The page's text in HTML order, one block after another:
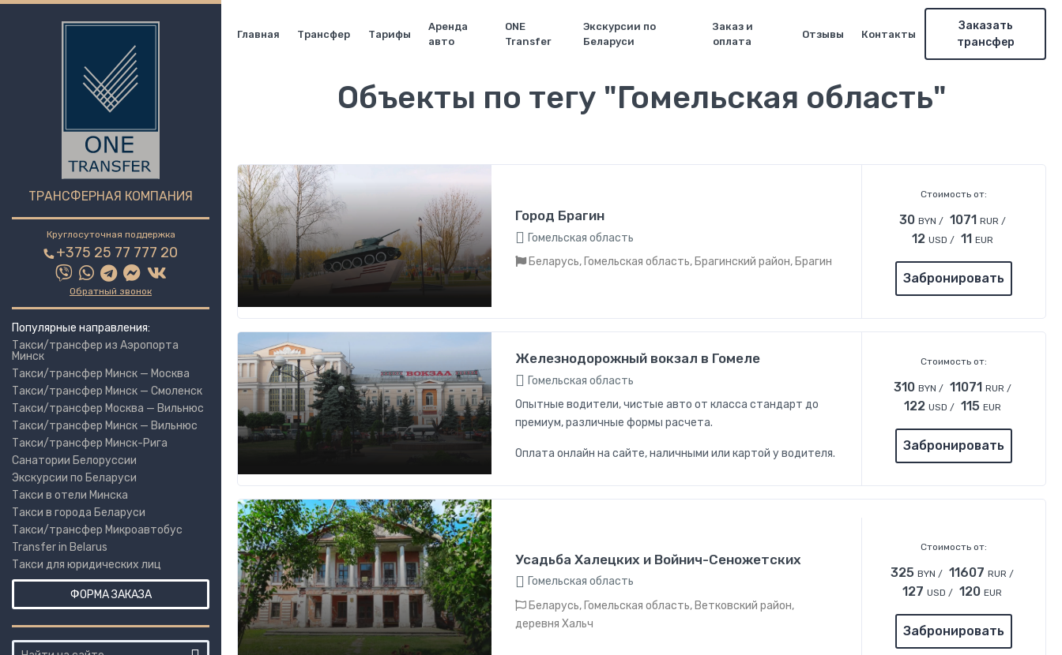
ТРАНСФЕРНАЯ КОМПАНИЯ
Круглосуточная поддержка
+375 25 77 777 20
Обратный звонок
Популярные направления:
Такси/трансфер из Аэропорта
Минск
Такси/трансфер Минск — Москва
Такси/трансфер Минск — Смоленск
Такси/трансфер Москва — Вильнюс
Такси/трансфер Минск — Вильнюс
Такси/трансфер Минск-Рига
Санатории Белоруссии
Экскурсии по Беларуси
Такси в отели Минска
Такси в города Беларуси
Такси/трансфер Микроавтобус
Transfer in Belarus
Такси для юридических лиц
ФОРМА ЗАКАЗА
Главная Трансфер Тарифы
Аренда
авто
ONE
Transfer
Экскурсии по
Беларуси
Заказ и
оплата
Отзывы Контакты
Заказать
трансфер
Объекты по тегу "Гомельская область"
Город Брагин
Гомельская область
Беларусь, Гомельская область, Брагинский район, Брагин
Стоимость от:
30 BYN / 1071 RUR /
12 USD / 11 EUR
Забронировать
Железнодорожный вокзал в Гомеле
Гомельская область
Опытные водители, чистые авто от класса стандарт до
премиум, различные формы расчета.
Оплата онлайн на сайте, наличными или картой у водителя.
Стоимость от:
310 BYN / 11071 RUR /
122 USD / 115 EUR
Забронировать
Усадьба Халецких и Войнич-Сеножетских
Гомельская область
Беларусь, Гомельская область, Ветковский район,
деревня Хальч
Стоимость от:
325 BYN / 11607 RUR /
127 USD / 120 EUR
Забронировать